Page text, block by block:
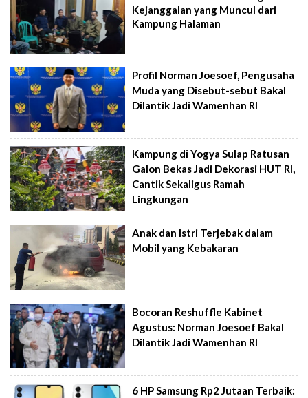
Kejanggalan yang Muncul dari
Kampung Halaman
Profil Norman Joesoef, Pengusaha
Muda yang Disebut-sebut Bakal
Dilantik Jadi Wamenhan RI
Kampung di Yogya Sulap Ratusan
Galon Bekas Jadi Dekorasi HUT RI,
Cantik Sekaligus Ramah
Lingkungan
Anak dan Istri Terjebak dalam
Mobil yang Kebakaran
Bocoran Reshuffle Kabinet
Agustus: Norman Joesoef Bakal
Dilantik Jadi Wamenhan RI
6 HP Samsung Rp2 Jutaan Terbaik: